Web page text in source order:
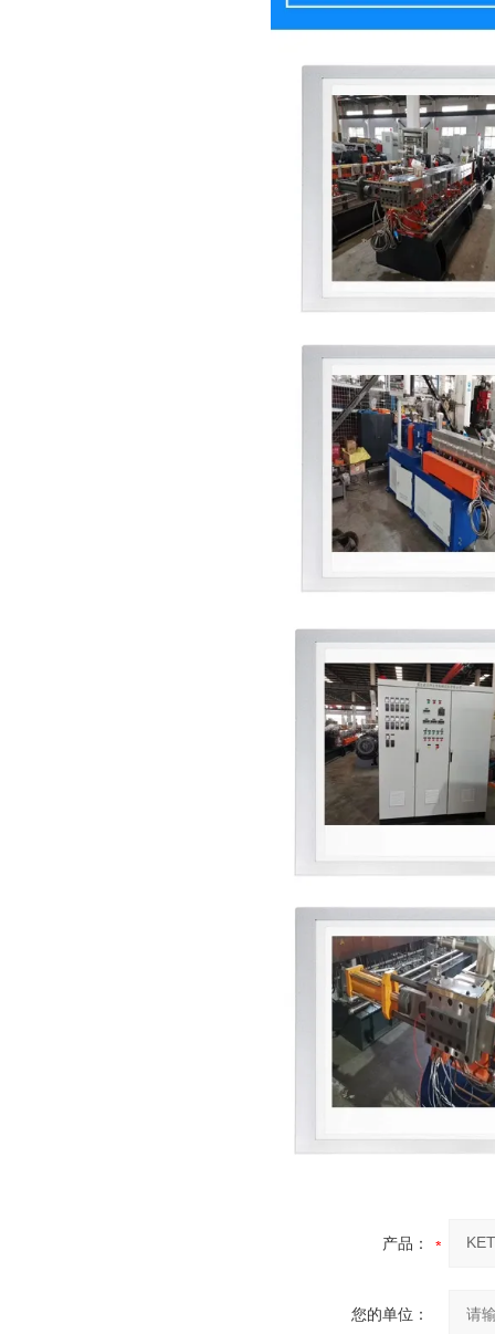
产品：
您的单位：